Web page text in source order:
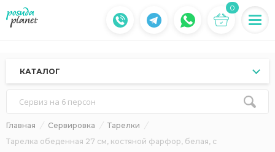
0
КАТАЛОГ
Сервиз на 6 персон
Главная Сервировка
Тарелки
Тарелка обеденная 27 см, костяной фарфор, белая, с